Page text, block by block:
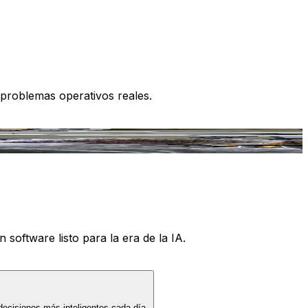
operativos reales.
software listo para la era de la IA.